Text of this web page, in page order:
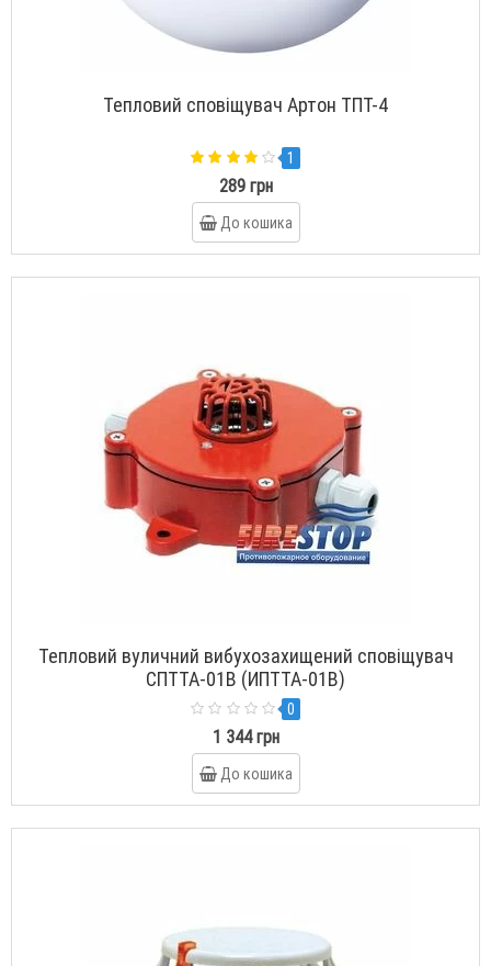
Тепловий сповіщувач Артон ТПТ-4
1
289 грн
До кошика
Тепловий вуличний вибухозахищений сповіщувач
СПТТА-01В (ИПТТА-01В)
0
1 344 грн
До кошика